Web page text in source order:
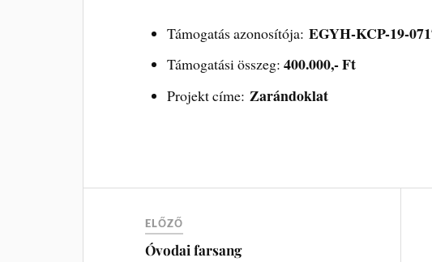
Támogatás azonosítója: EGYH-KCP-19-
Támogatási összeg: 400.000,- Ft
Projekt címe: Zarándoklat
ELŐZŐ
Óvodai farsang